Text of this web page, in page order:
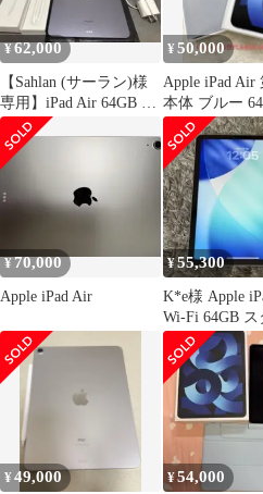
¥62,000
【Sahlan (サーラン)様
専用】iPad Air 64GB 第
5世代+その他
¥50,000
Apple iPad Air
本体 ブルー
¥70,000
Apple iPad Air
¥55,300
K*e様 Apple
Wi-Fi 64GB ス
ト (第
¥49,000 ¥54,000